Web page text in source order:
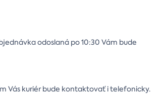
odoslaná po 10:30 Vám bude
Vás kuriér bude kontaktovať i telefonicky.